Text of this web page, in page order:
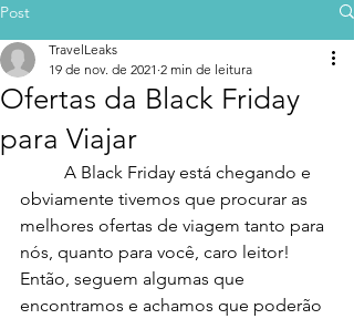
Post
Ofertas da Black Friday
para Viajar
TravelLeaks
19 de nov. de 2021 2 min de leitura
obviamente tivemos que procurar as
melhores ofertas de viagem tanto para
nós, quanto para você, caro leitor!
Então, seguem algumas que
encontramos e achamos que poderão